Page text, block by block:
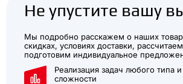
Не упустите вашу
Мы подробно расскажем о наших
скидках, условиях доставки,
подготовим индивидуальное
Реализация задач любого типа и
сложности